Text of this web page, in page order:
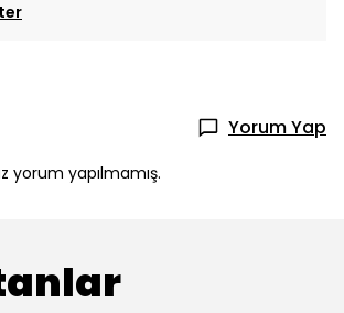
Yorum Yap
yorum yapılmamış.